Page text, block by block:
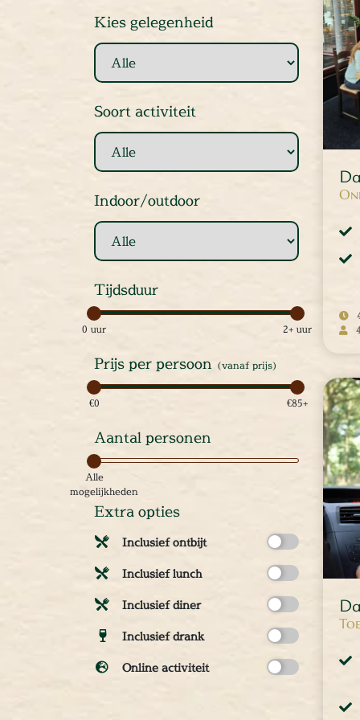
Tours
verzorgd
Tours
Kies gelegenheid
Soort activiteit
Indoor/outdoor
Tijdsduur
0 uur 2+ uur
Prijs per persoon (vanaf prijs)
€0 €85+
Aantal personen
Alle
mogelijkheden
Extra opties
Inclusief ontbijt
Inclusief lunch
Inclusief diner
Inclusief drank
Online activiteit